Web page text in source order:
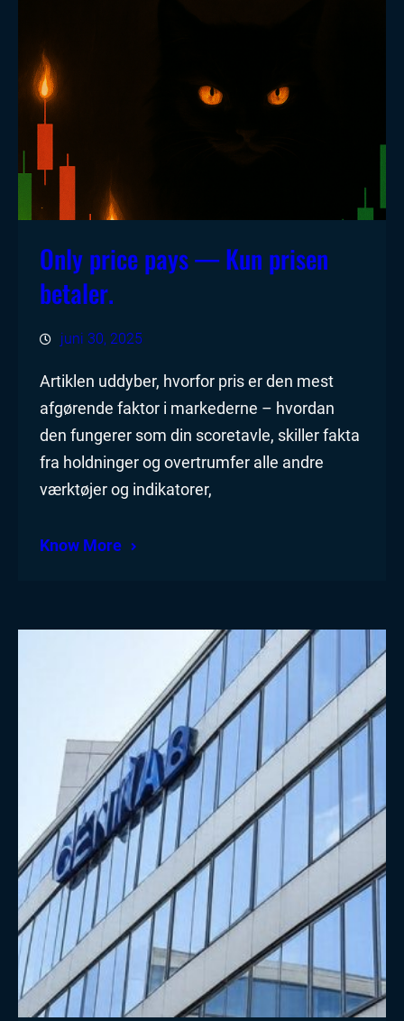
Only price pays — Kun prisen
betaler.
juni 30, 2025
Artiklen uddyber, hvorfor pris er den mest
afgørende faktor i markederne – hvordan
den fungerer som din scoretavle, skiller fakta
fra holdninger og overtrumfer alle andre
værktøjer og indikatorer,
Know More